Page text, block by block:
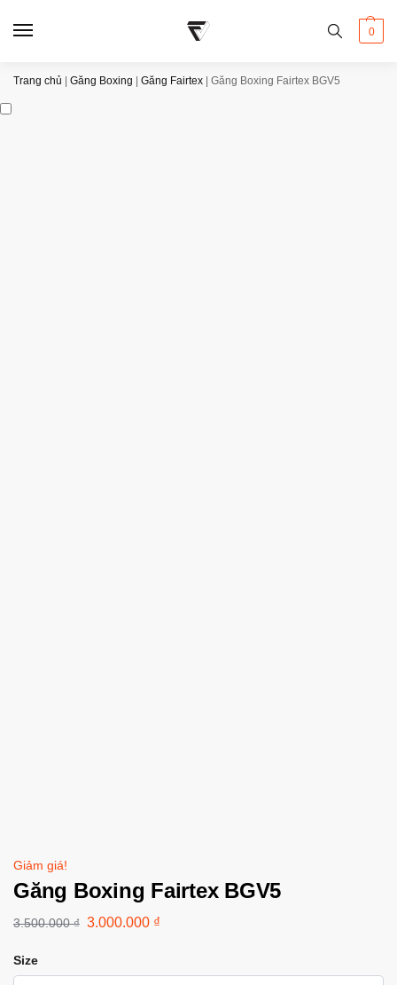
0
Trang chủ Găng Boxing Găng Fairtex Găng Boxing Fairtex BGV5
Giảm giá!
Găng Boxing Fairtex BGV5
3.500.000₫ 3.000.000 ₫
Size